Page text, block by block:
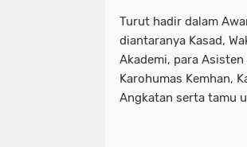
Turut hadir dalam
diantaranya Kasad,
Akademi, para Asisten
Karohumas Kemhan,
Angkatan serta tamu